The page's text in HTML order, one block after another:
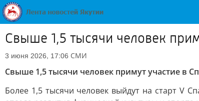
Свыше 1,5 тысячи человек
3 июня 2026, 17:06 СМИ
Свыше 1,5 тысячи человек примут участие в
Более 1,5 тысячи человек выйдут на старт V